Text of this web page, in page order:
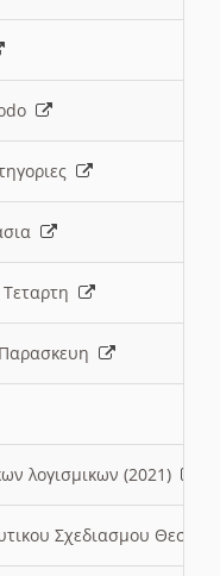
λογισμικων (2021)
Σχεδιασμου